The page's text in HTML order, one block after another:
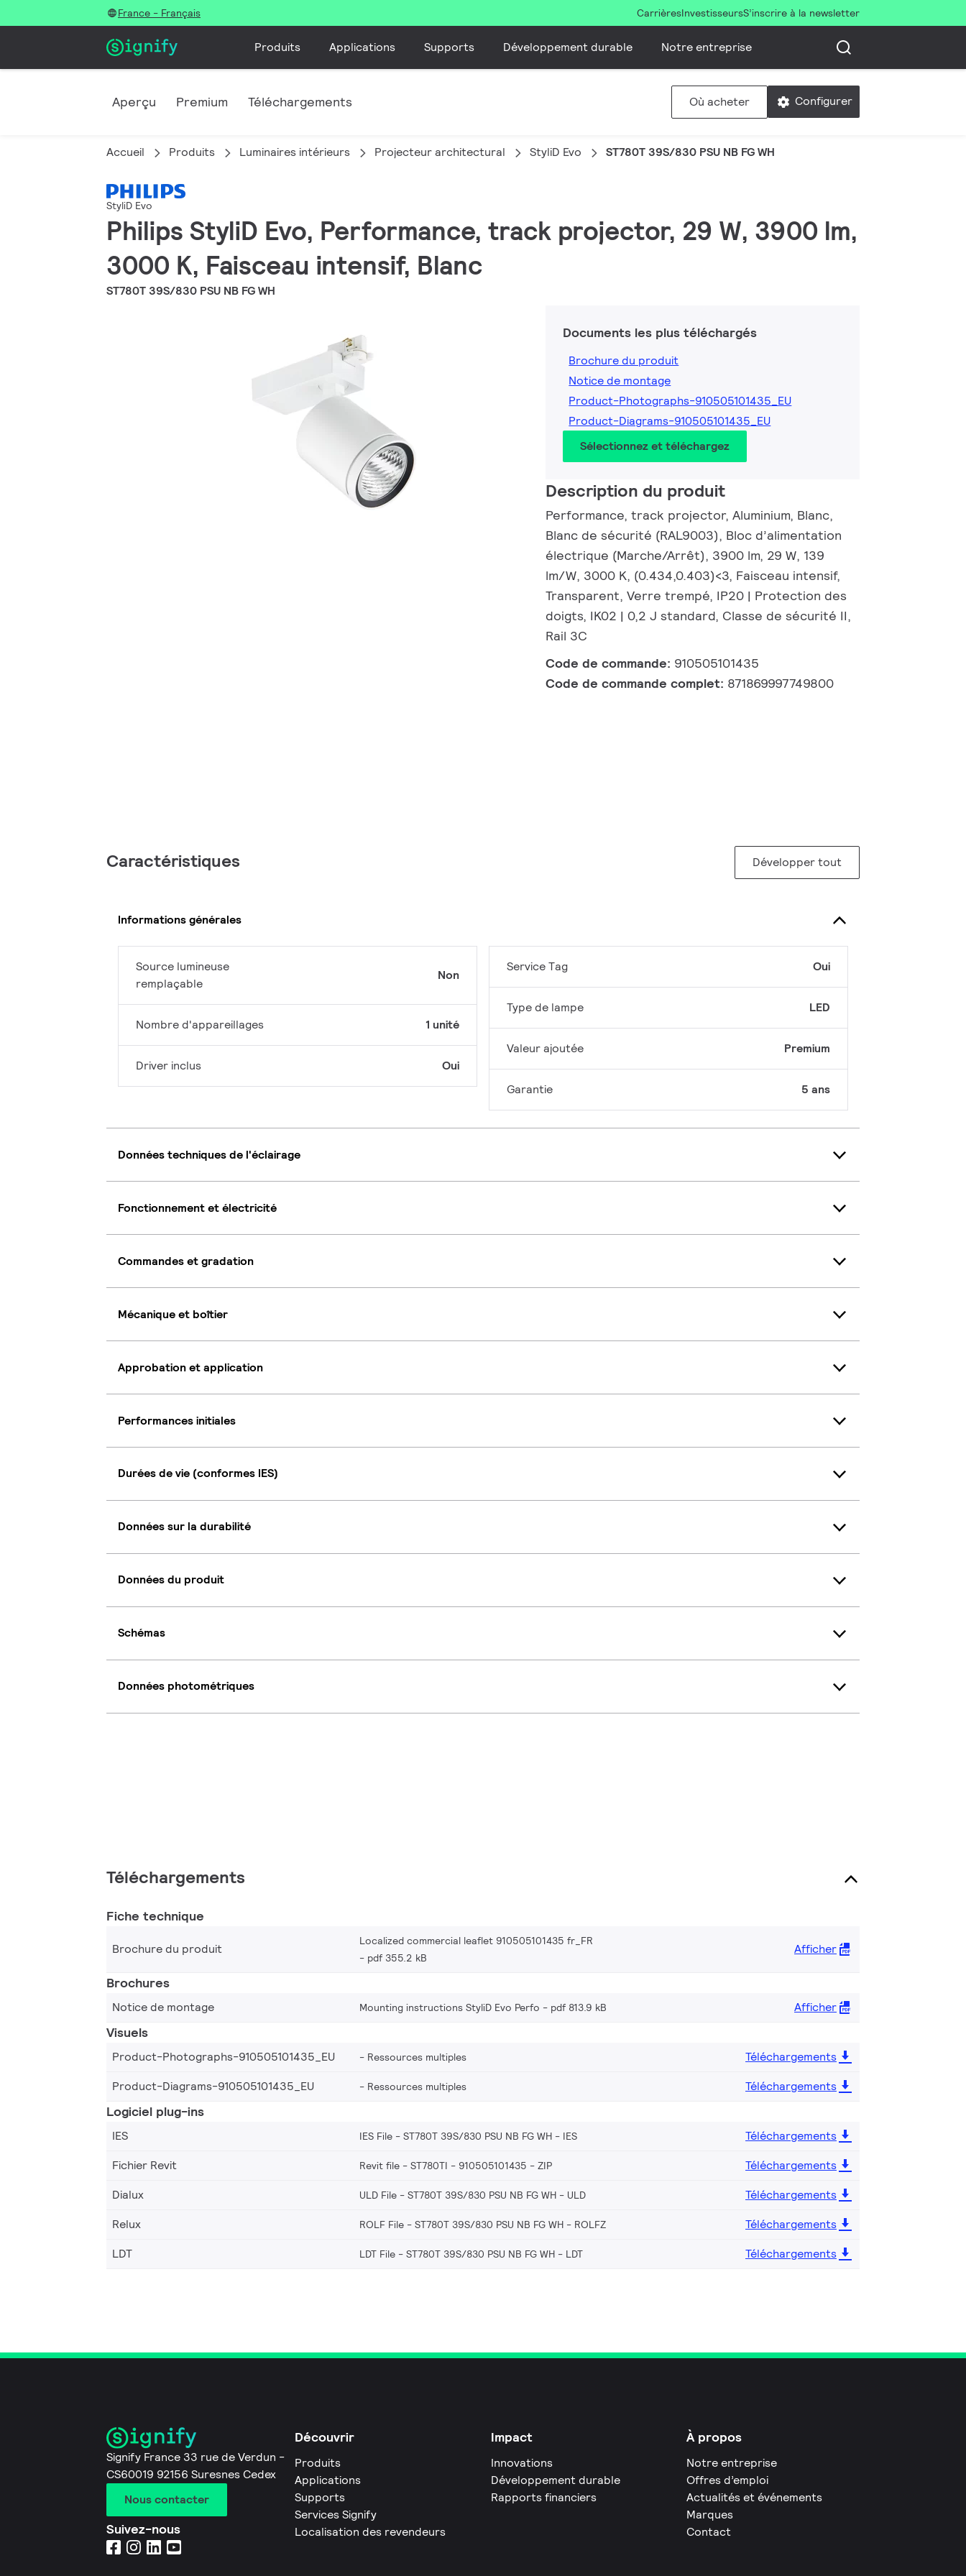
France - Français CarrièresInvestisseursS’inscrire à la newsletter
Produits Applications Supports Développement durable Notre entreprise
Aperçu Premium Téléchargements Où acheter Configurer
Accueil Produits Luminaires intérieurs Projecteur architectural StyliD Evo ST780T 39S/830 PSU NB FG WH
StyliD Evo
Philips StyliD Evo, Performance, track projector, 29 W, 3900 lm,
3000 K, Faisceau intensif, Blanc
ST780T 39S/830 PSU NB FG WH
Documents les plus téléchargés
Brochure du produit
Notice de montage
Product-Photographs-910505101435_EU
Product-Diagrams-910505101435_EU
Sélectionnez et téléchargez
Description du produit
Performance, track projector, Aluminium, Blanc,
Blanc de sécurité (RAL9003), Bloc d’alimentation
électrique (Marche/Arrêt), 3900 lm, 29 W, 139
lm/W, 3000 K, (0.434,0.403)<3, Faisceau intensif,
Transparent, Verre trempé, IP20 | Protection des
doigts, IK02 | 0,2 J standard, Classe de sécurité II,
Rail 3C
Code de commande: 910505101435
Code de commande complet: 871869997749800
Caractéristiques Développer tout
Informations générales
Source lumineuse
remplaçable
Non
Nombre d'appareillages 1 unité
Driver inclus Oui
Service Tag Oui
Type de lampe LED
Valeur ajoutée Premium
Garantie 5 ans
Données techniques de l'éclairage
Fonctionnement et électricité
Commandes et gradation
Mécanique et boîtier
Approbation et application
Performances initiales
Durées de vie (conformes IES)
Données sur la durabilité
Données du produit
Schémas
Données photométriques
Téléchargements
Fiche technique
Brochure du produit
Localized commercial leaflet 910505101435 fr_FR
pdf 355.2 kB
Afficher
Brochures
Notice de montage Mounting instructions StyliD Evo Perfo pdf 813.9 kB Afficher
Visuels
Product-Photographs-910505101435_EU Ressources multiples
Téléchargements
Product-Diagrams-910505101435_EU
Ressources multiples Téléchargements
Logiciel plug-ins
IES IES File - ST780T 39S/830 PSU NB FG WH IES
Téléchargements
Fichier Revit
Revit file - ST780TI - 910505101435 ZIP
Téléchargements
Dialux
ULD File - ST780T 39S/830 PSU NB FG WH ULD
Téléchargements
Relux
ROLF File - ST780T 39S/830 PSU NB FG WH ROLFZ
Téléchargements
LDT
LDT File - ST780T 39S/830 PSU NB FG WH LDT Téléchargements
Signify France 33 rue de Verdun -
CS60019 92156 Suresnes Cedex
Nous contacter
Suivez-nous
Découvrir
Produits
Applications
Supports
Services Signify
Localisation des revendeurs
Impact
Innovations
Développement durable
Rapports financiers
À propos
Notre entreprise
Offres d’emploi
Actualités et événements
Marques
Contact